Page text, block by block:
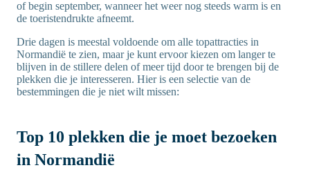
of begin september, wanneer het weer nog steeds warm is en
de toeristendrukte afneemt.
Drie dagen is meestal voldoende om alle topattracties in
Normandië te zien, maar je kunt ervoor kiezen om langer te
blijven in de stillere delen of meer tijd door te brengen bij de
plekken die je interesseren. Hier is een selectie van de
bestemmingen die je niet wilt missen:
Top 10 plekken die je moet bezoeken
in Normandië